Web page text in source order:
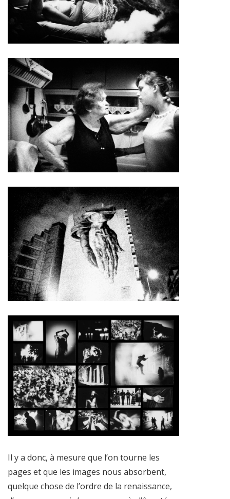
Il y a donc, à mesure que l’on tourne les
pages et que les images nous absorbent,
quelque chose de l’ordre de la renaissance,